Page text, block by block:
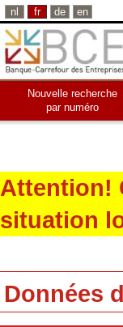
nl fr de en
Nouvelle recherche
par numéro
Attention!
situation
Données